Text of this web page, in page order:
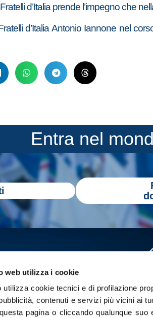
web utilizza i cookie
utilizza cookie tecnici e di profilazione
contenuti e servizi più vicini ai
pagina o cliccando qualunque
d’Italia prende l’impegno che
d’Italia Antonio Iannone nel
Entra nel